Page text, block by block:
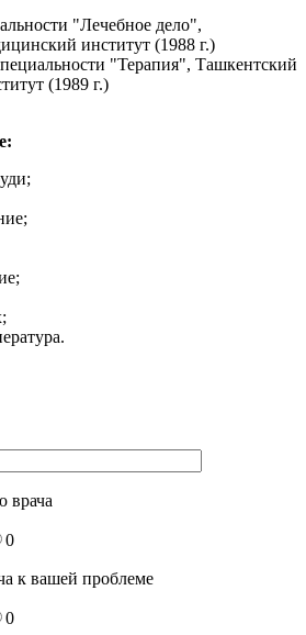
"Лечебное дело",
институт (1988 г.)
"Терапия", Ташкентский
(1989 г.)
врача
0
к вашей проблеме
0